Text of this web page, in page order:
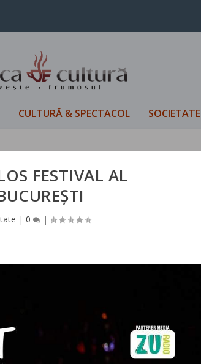
CULTURĂ & SPECTACOL SOCIETATE
FESTIVAL AL
|0 |